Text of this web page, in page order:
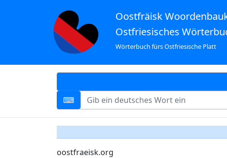
Oostfräisk
Ostfriesisches
Wörterbuch fürs Ostfriesische Platt
oostfraeisk.org